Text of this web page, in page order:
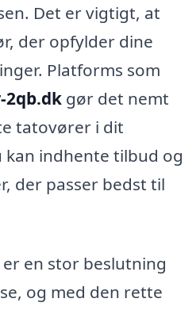
Det er vigtigt, at
der opfylder dine
Platforms som
gør det nemt
tatovører i dit
kan indhente tilbud og
der passer bedst til
en stor beslutning
og med den rette